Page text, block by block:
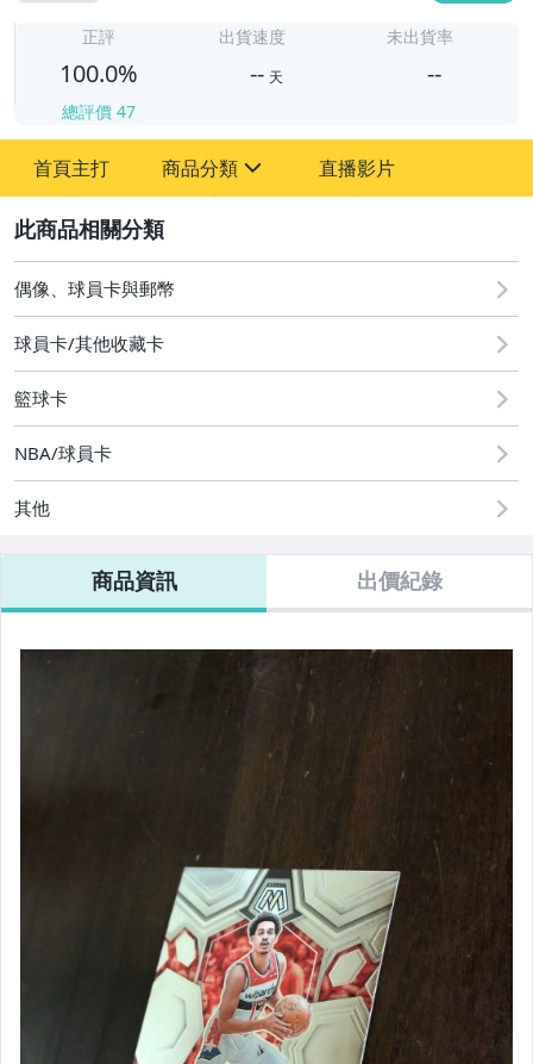
正評
100.0%
總評價 47
出貨速度
-- 天
未出貨率
--
首頁主打 商品分類
偶像、球員卡與郵幣
直播影片
偶像、球員卡與郵幣
球員卡/其他收藏卡
籃球卡
NBA/球員卡
其他
商品資訊 出價紀錄